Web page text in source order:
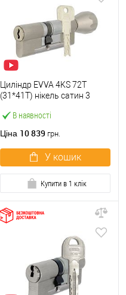
В наявності
Циліндр EVVA 4KS 72T
(31*41T) нікель сатин 3
Ціна 10 839 грн.
У кошик
Купити в 1 клік